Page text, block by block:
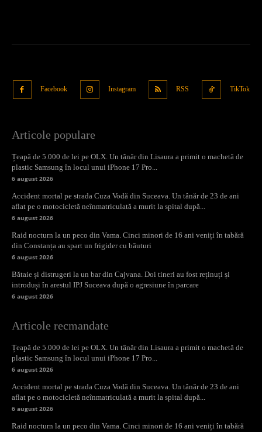
Facebook Instagram RSS TikTok
Articole populare
Țeapă de 5.000 de lei pe OLX. Un tânăr din Lisaura a primit o machetă de
plastic Samsung în locul unui iPhone 17 Pro...
6 august 2026
Accident mortal pe strada Cuza Vodă din Suceava. Un tânăr de 23 de ani
aflat pe o motocicletă neînmatriculată a murit la spital după...
6 august 2026
Raid nocturn la un peco din Vama. Cinci minori de 16 ani veniți în tabără
din Constanța au spart un frigider cu băuturi
6 august 2026
Bătaie și distrugeri la un bar din Cajvana. Doi tineri au fost reținuți și
introduși în arestul IPJ Suceava după o agresiune în parcare
6 august 2026
Articole recmandate
Țeapă de 5.000 de lei pe OLX. Un tânăr din Lisaura a primit o machetă de
plastic Samsung în locul unui iPhone 17 Pro...
6 august 2026
Accident mortal pe strada Cuza Vodă din Suceava. Un tânăr de 23 de ani
aflat pe o motocicletă neînmatriculată a murit la spital după...
6 august 2026
Raid nocturn la un peco din Vama. Cinci minori de 16 ani veniți în tabără